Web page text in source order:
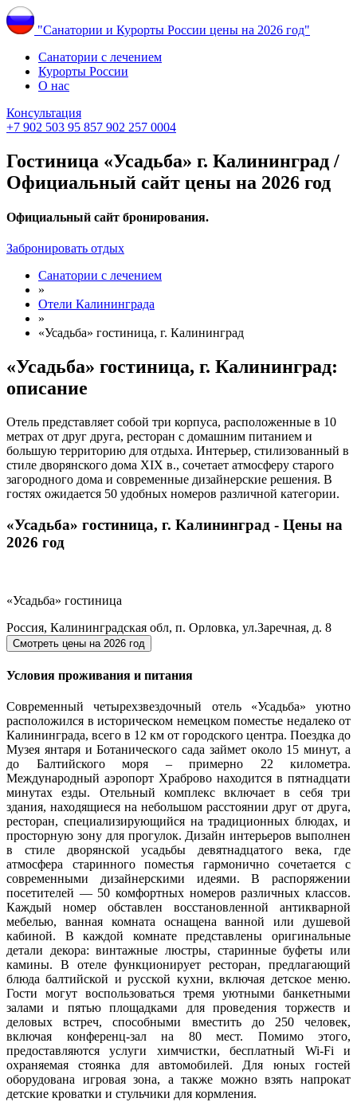
"Санатории и Курорты России цены на 2026 год"
Санатории с лечением
Курорты России
О нас
Консультация
+7 902 503 95 857 902 257 0004
Гостиница «Усадьба» г. Калининград /
Официальный сайт цены на 2026 год
Официальный сайт бронирования.
Забронировать отдых
Санатории с лечением
»
Отели Калининграда
»
«Усадьба» гостиница, г. Калининград
«Усадьба» гостиница, г. Калининград:
описание
Отель представляет собой три корпуса, расположенные в 10
метрах от друг друга, ресторан с домашним питанием и
большую территорию для отдыха. Интерьер, стилизованный в
стиле дворянского дома XIX в., сочетает атмосферу старого
загородного дома и современные дизайнерские решения. В
гостях ожидается 50 удобных номеров различной категории.
«Усадьба» гостиница, г. Калининград - Цены на
2026 год
«Усадьба» гостиница
Россия, Калининградская обл, п. Орловка, ул.Заречная, д. 8
Смотреть цены на 2026 год
Условия проживания и питания
Современный четырехзвездочный отель «Усадьба» уютно
расположился в историческом немецком поместье недалеко от
Калининграда, всего в 12 км от городского центра. Поездка до
Музея янтаря и Ботанического сада займет около 15 минут, а
до Балтийского моря – примерно 22 километра.
Международный аэропорт Храброво находится в пятнадцати
минутах езды. Отельный комплекс включает в себя три
здания, находящиеся на небольшом расстоянии друг от друга,
ресторан, специализирующийся на традиционных блюдах, и
просторную зону для прогулок. Дизайн интерьеров выполнен
в стиле дворянской усадьбы девятнадцатого века, где
атмосфера старинного поместья гармонично сочетается с
современными дизайнерскими идеями. В распоряжении
посетителей — 50 комфортных номеров различных классов.
Каждый номер обставлен восстановленной антикварной
мебелью, ванная комната оснащена ванной или душевой
кабиной. В каждой комнате представлены оригинальные
детали декора: винтажные люстры, старинные буфеты или
камины. В отеле функционирует ресторан, предлагающий
блюда балтийской и русской кухни, включая детское меню.
Гости могут воспользоваться тремя уютными банкетными
залами и пятью площадками для проведения торжеств и
деловых встреч, способными вместить до 250 человек,
включая конференц-зал на 80 мест. Помимо этого,
предоставляются услуги химчистки, бесплатный Wi-Fi и
охраняемая стоянка для автомобилей. Для юных гостей
оборудована игровая зона, а также можно взять напрокат
детские кроватки и стульчики для кормления.